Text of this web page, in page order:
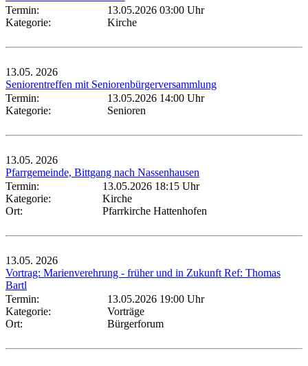
Termin:
13.05.2026 03:00 Uhr
Kategorie:
Kirche
13.05. 2026
Seniorentreffen mit Seniorenbürgerversammlung
Termin:
13.05.2026 14:00 Uhr
Kategorie:
Senioren
13.05. 2026
Pfarrgemeinde, Bittgang nach Nassenhausen
Termin:
13.05.2026 18:15 Uhr
Kategorie:
Kirche
Ort:
Pfarrkirche Hattenhofen
13.05. 2026
Vortrag: Marienverehrung - früher und in Zukunft Ref: Thomas
Bartl
Termin:
13.05.2026 19:00 Uhr
Kategorie:
Vorträge
Ort:
Bürgerforum